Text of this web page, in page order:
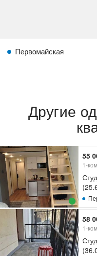
Первомайская
Другие
55
1-
58
1-